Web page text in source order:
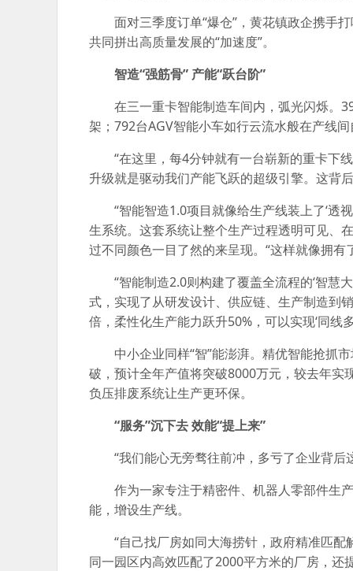
面对三季度订单“爆仓”，黄花镇政企携
共同拼出高质量发展的“加速度”。
智造“强筋骨” 产能“跃台阶”
在三一重卡智能制造车间内，弧光闪烁。
架；792台AGV智能小车如行云流水般在产线
“在这里，每4分钟就有一台崭新的重卡下
升级就是驱动我们产能飞跃的超级引擎。这背
“智能智造1.0项目就像给生产线装上了‘透
生系统。这套系统让整个生产过程透明可见、
过不同颜色一目了然的来呈现。“这样就像拥有
“智能制造2.0则构建了覆盖全流程的‘智慧
式，实现了从研发设计、供应链、生产制造到
倍，柔性化生产能力跃升50%，可以实现‘同线
中小企业同样“智”能澎湃。精优智能抢抓
破，预计全年产值将突破8000万元，较去年实
负压排废系统让生产更环保。
“服务”沉下去 效能“提上来”
“我们能心无旁骛往前冲，多亏了企业背后
作为一家专注于精密件、机器人零部件生
能，增设生产线。
“自己找厂房如同大海捞针，政府精准匹
同一园区内高效匹配了2000平方米的厂房，